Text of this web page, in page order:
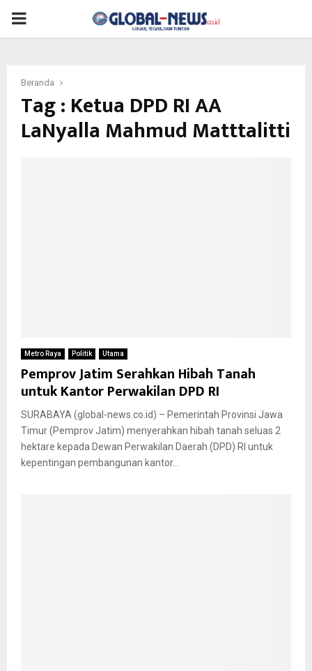
PRIMARY
Beranda
Tag : Ketua DPD RI AA
LaNyalla Mahmud Matttalitti
Metro Raya Politik Utama
Pemprov Jatim Serahkan Hibah Tanah
untuk Kantor Perwakilan DPD RI
SURABAYA (global-news.co.id) – Pemerintah Provinsi Jawa
Timur (Pemprov Jatim) menyerahkan hibah tanah seluas 2
hektare kepada Dewan Perwakilan Daerah (DPD) RI untuk
kepentingan pembangunan kantor...